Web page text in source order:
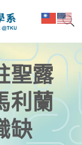
聖露
利蘭
缺